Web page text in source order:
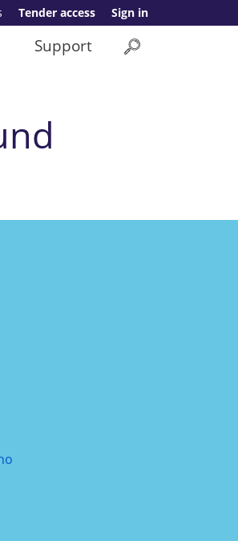
Sign in
Tender access
Support